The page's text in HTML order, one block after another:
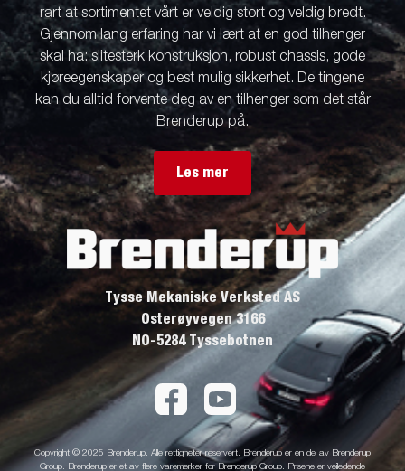
rart at sortimentet vårt er veldig stort og veldig bredt.
Gjennom lang erfaring har vi lært at en god tilhenger
skal ha: slitesterk konstruksjon, robust chassis, gode
kjøreegenskaper og best mulig sikkerhet. De tingene
kan du alltid forvente deg av en tilhenger som det står
Brenderup på.
Les mer
Tysse Mekaniske Verksted AS
Osterøyvegen 3166
NO-5284 Tyssebotnen
Copyright © 2025 Brenderup. Alle rettigheter reservert. Brenderup er en del av Brenderup
Group. Brenderup er et av flere varemerker for Brenderup Group. Prisene er veiledende